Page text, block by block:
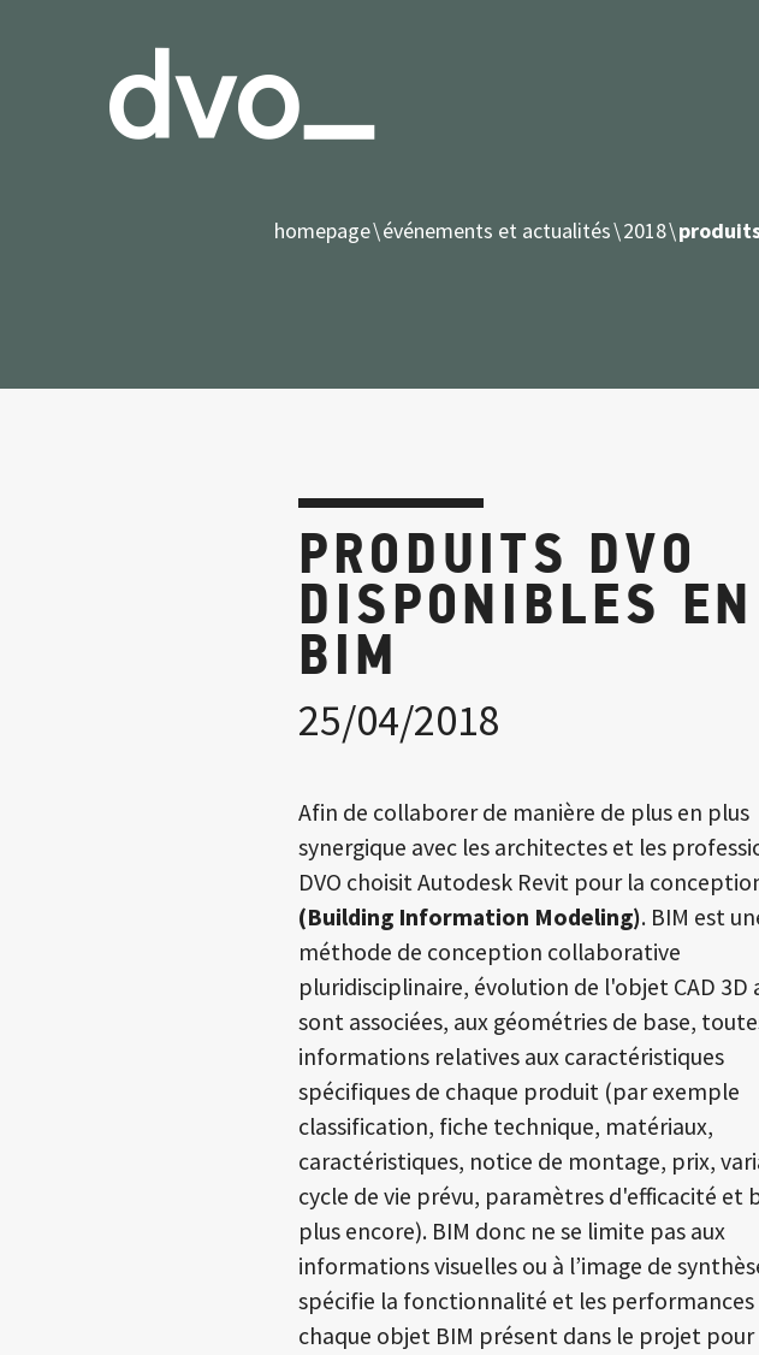
homepage événements et actualités 2018
PRODUITS DVO
DISPONIBLES EN
BIM
25/04/2018
Afin de collaborer de manière de plus en plus
synergique avec les architectes et les
DVO choisit Autodesk Revit pour la
(Building Information Modeling). BIM est
méthode de conception collaborative
pluridisciplinaire, évolution de l'objet CAD 3D
sont associées, aux géométries de base,
informations relatives aux caractéristiques
spécifiques de chaque produit (par exemple
classification, fiche technique, matériaux,
caractéristiques, notice de montage, prix,
cycle de vie prévu, paramètres d'efficacité et
plus encore). BIM donc ne se limite pas aux
informations visuelles ou à l’image de
spécifie la fonctionnalité et les performances
chaque objet BIM présent dans le projet pour